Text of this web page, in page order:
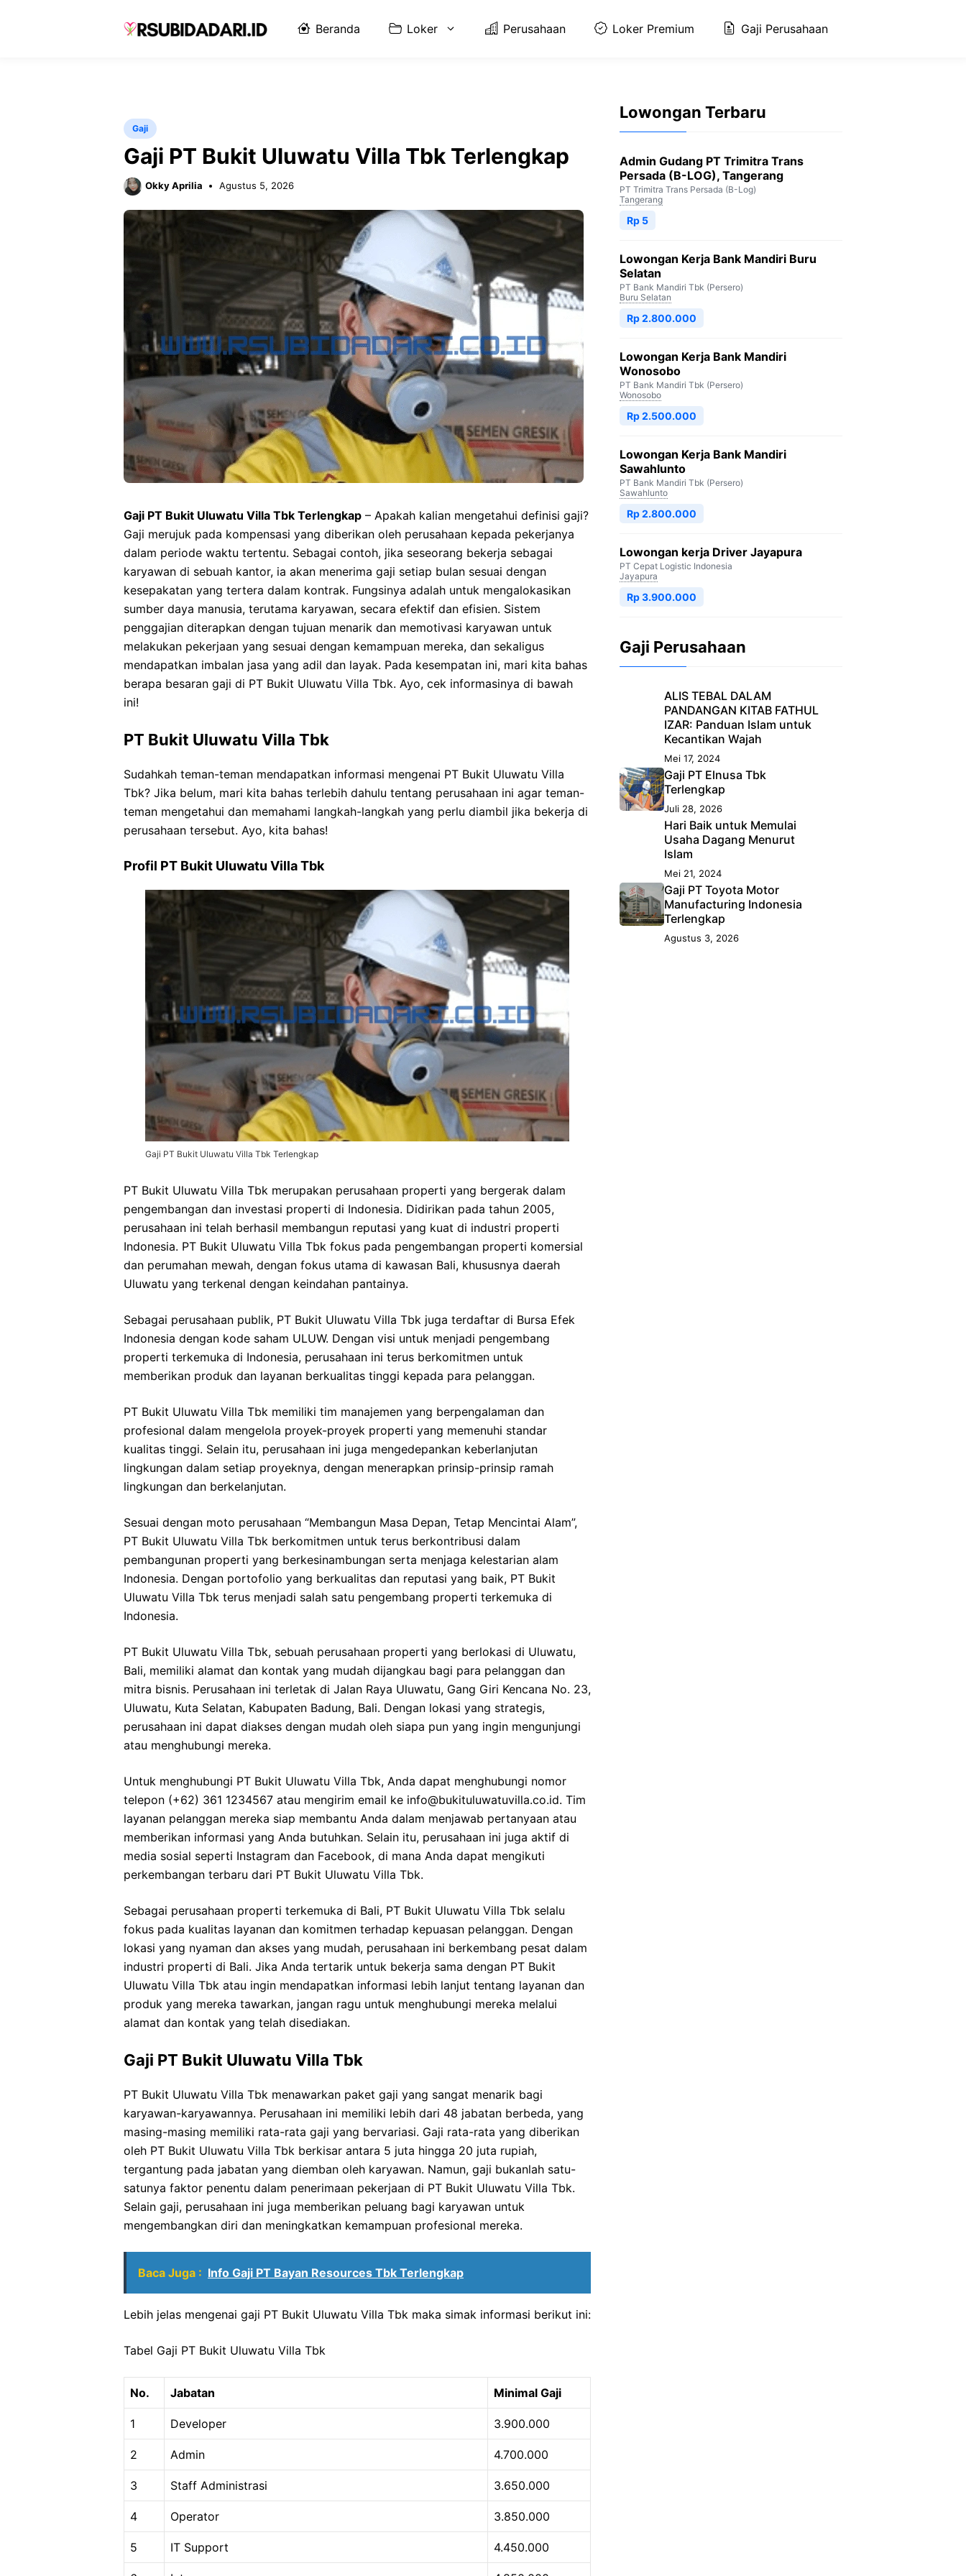
Beranda Loker Perusahaan Loker Premium Gaji Perusahaan
Gaji
Gaji PT Bukit Uluwatu Villa Tbk Terlengkap
Okky Aprilia Agustus 5, 2026
Gaji PT Bukit Uluwatu Villa Tbk Terlengkap – Apakah kalian mengetahui definisi gaji?
Gaji merujuk pada kompensasi yang diberikan oleh perusahaan kepada pekerjanya
dalam periode waktu tertentu. Sebagai contoh, jika seseorang bekerja sebagai
karyawan di sebuah kantor, ia akan menerima gaji setiap bulan sesuai dengan
kesepakatan yang tertera dalam kontrak. Fungsinya adalah untuk mengalokasikan
sumber daya manusia, terutama karyawan, secara efektif dan efisien. Sistem
penggajian diterapkan dengan tujuan menarik dan memotivasi karyawan untuk
melakukan pekerjaan yang sesuai dengan kemampuan mereka, dan sekaligus
mendapatkan imbalan jasa yang adil dan layak. Pada kesempatan ini, mari kita bahas
berapa besaran gaji di PT Bukit Uluwatu Villa Tbk. Ayo, cek informasinya di bawah
ini!
PT Bukit Uluwatu Villa Tbk
Sudahkah teman-teman mendapatkan informasi mengenai PT Bukit Uluwatu Villa
Tbk? Jika belum, mari kita bahas terlebih dahulu tentang perusahaan ini agar teman-
teman mengetahui dan memahami langkah-langkah yang perlu diambil jika bekerja di
perusahaan tersebut. Ayo, kita bahas!
Profil PT Bukit Uluwatu Villa Tbk
Gaji PT Bukit Uluwatu Villa Tbk Terlengkap
PT Bukit Uluwatu Villa Tbk merupakan perusahaan properti yang bergerak dalam
pengembangan dan investasi properti di Indonesia. Didirikan pada tahun 2005,
perusahaan ini telah berhasil membangun reputasi yang kuat di industri properti
Indonesia. PT Bukit Uluwatu Villa Tbk fokus pada pengembangan properti komersial
dan perumahan mewah, dengan fokus utama di kawasan Bali, khususnya daerah
Uluwatu yang terkenal dengan keindahan pantainya.
Sebagai perusahaan publik, PT Bukit Uluwatu Villa Tbk juga terdaftar di Bursa Efek
Indonesia dengan kode saham ULUW. Dengan visi untuk menjadi pengembang
properti terkemuka di Indonesia, perusahaan ini terus berkomitmen untuk
memberikan produk dan layanan berkualitas tinggi kepada para pelanggan.
PT Bukit Uluwatu Villa Tbk memiliki tim manajemen yang berpengalaman dan
profesional dalam mengelola proyek-proyek properti yang memenuhi standar
kualitas tinggi. Selain itu, perusahaan ini juga mengedepankan keberlanjutan
lingkungan dalam setiap proyeknya, dengan menerapkan prinsip-prinsip ramah
lingkungan dan berkelanjutan.
Sesuai dengan moto perusahaan “Membangun Masa Depan, Tetap Mencintai Alam”,
PT Bukit Uluwatu Villa Tbk berkomitmen untuk terus berkontribusi dalam
pembangunan properti yang berkesinambungan serta menjaga kelestarian alam
Indonesia. Dengan portofolio yang berkualitas dan reputasi yang baik, PT Bukit
Uluwatu Villa Tbk terus menjadi salah satu pengembang properti terkemuka di
Indonesia.
PT Bukit Uluwatu Villa Tbk, sebuah perusahaan properti yang berlokasi di Uluwatu,
Bali, memiliki alamat dan kontak yang mudah dijangkau bagi para pelanggan dan
mitra bisnis. Perusahaan ini terletak di Jalan Raya Uluwatu, Gang Giri Kencana No. 23,
Uluwatu, Kuta Selatan, Kabupaten Badung, Bali. Dengan lokasi yang strategis,
perusahaan ini dapat diakses dengan mudah oleh siapa pun yang ingin mengunjungi
atau menghubungi mereka.
Untuk menghubungi PT Bukit Uluwatu Villa Tbk, Anda dapat menghubungi nomor
telepon (+62) 361 1234567 atau mengirim email ke info@bukituluwatuvilla.co.id. Tim
layanan pelanggan mereka siap membantu Anda dalam menjawab pertanyaan atau
memberikan informasi yang Anda butuhkan. Selain itu, perusahaan ini juga aktif di
media sosial seperti Instagram dan Facebook, di mana Anda dapat mengikuti
perkembangan terbaru dari PT Bukit Uluwatu Villa Tbk.
Sebagai perusahaan properti terkemuka di Bali, PT Bukit Uluwatu Villa Tbk selalu
fokus pada kualitas layanan dan komitmen terhadap kepuasan pelanggan. Dengan
lokasi yang nyaman dan akses yang mudah, perusahaan ini berkembang pesat dalam
industri properti di Bali. Jika Anda tertarik untuk bekerja sama dengan PT Bukit
Uluwatu Villa Tbk atau ingin mendapatkan informasi lebih lanjut tentang layanan dan
produk yang mereka tawarkan, jangan ragu untuk menghubungi mereka melalui
alamat dan kontak yang telah disediakan.
Gaji PT Bukit Uluwatu Villa Tbk
PT Bukit Uluwatu Villa Tbk menawarkan paket gaji yang sangat menarik bagi
karyawan-karyawannya. Perusahaan ini memiliki lebih dari 48 jabatan berbeda, yang
masing-masing memiliki rata-rata gaji yang bervariasi. Gaji rata-rata yang diberikan
oleh PT Bukit Uluwatu Villa Tbk berkisar antara 5 juta hingga 20 juta rupiah,
tergantung pada jabatan yang diemban oleh karyawan. Namun, gaji bukanlah satu-
satunya faktor penentu dalam penerimaan pekerjaan di PT Bukit Uluwatu Villa Tbk.
Selain gaji, perusahaan ini juga memberikan peluang bagi karyawan untuk
mengembangkan diri dan meningkatkan kemampuan profesional mereka.
Baca Juga : Info Gaji PT Bayan Resources Tbk Terlengkap
Lebih jelas mengenai gaji PT Bukit Uluwatu Villa Tbk maka simak informasi berikut ini:
Tabel Gaji PT Bukit Uluwatu Villa Tbk
No. Jabatan Minimal Gaji
1 Developer 3.900.000
2 Admin 4.700.000
3 Staff Administrasi 3.650.000
4 Operator 3.850.000
5 IT Support 4.450.000
Lowongan Terbaru
Admin Gudang PT Trimitra Trans
Persada (B-LOG), Tangerang
PT Trimitra Trans Persada (B-Log)
Tangerang
Rp 5
Lowongan Kerja Bank Mandiri Buru
Selatan
PT Bank Mandiri Tbk (Persero)
Buru Selatan
Rp 2.800.000
Lowongan Kerja Bank Mandiri
Wonosobo
PT Bank Mandiri Tbk (Persero)
Wonosobo
Rp 2.500.000
Lowongan Kerja Bank Mandiri
Sawahlunto
PT Bank Mandiri Tbk (Persero)
Sawahlunto
Rp 2.800.000
Lowongan kerja Driver Jayapura
PT Cepat Logistic Indonesia
Jayapura
Rp 3.900.000
Gaji Perusahaan
ALIS TEBAL DALAM
PANDANGAN KITAB FATHUL
IZAR: Panduan Islam untuk
Kecantikan Wajah
Mei 17, 2024
Gaji PT Elnusa Tbk
Terlengkap
Juli 28, 2026
Hari Baik untuk Memulai
Usaha Dagang Menurut
Islam
Mei 21, 2024
Gaji PT Toyota Motor
Manufacturing Indonesia
Terlengkap
Agustus 3, 2026